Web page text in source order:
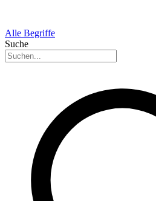
Alle Begriffe
Suche